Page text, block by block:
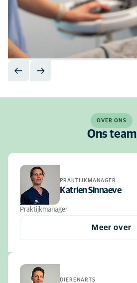
OVER ONS
Ons team
PRAKTIJKMANAGER
Katrien Sinnaeve
Praktijkmanager
Meer over
DIERENARTS